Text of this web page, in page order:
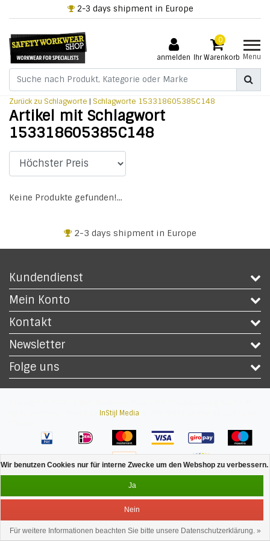
2-3 days shipment in Europe
anmelden
0
Ihr Warenkorb Menu
Zurück zu Schlagworte | Schlagworte 153318605385C148
Artikel mit Schlagwort
153318605385C148
Keine Produkte gefunden!...
2-3 days shipment in Europe
Kundendienst
Mein Konto
Kontakt
Newsletter
Folge uns
InStijl Media
Bedienung Menu anmelden Ihr Warenkorb
Wir benutzen Cookies nur für interne Zwecke um den Webshop zu
Ja
Nein
Für weitere Informationen beachten Sie bitte unsere Datenschutzerklärung. »